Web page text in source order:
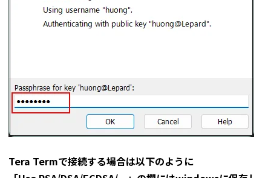
Tera Termで接続する場合は以下のように